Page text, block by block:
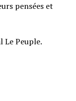
pensées et
Le Peuple.